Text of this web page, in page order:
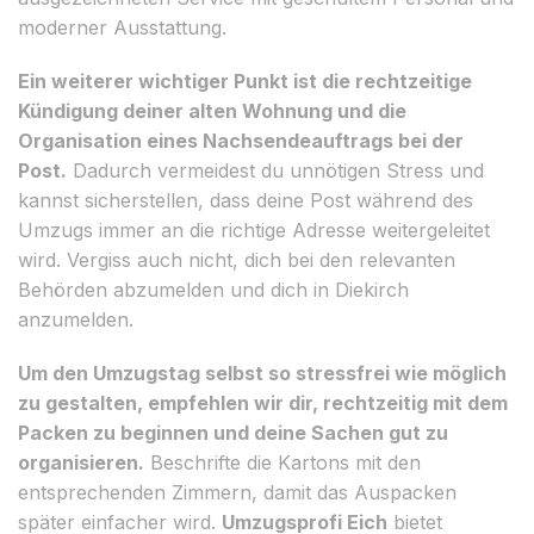
moderner Ausstattung.
Ein weiterer wichtiger Punkt ist die rechtzeitige
Kündigung deiner alten Wohnung und die
Organisation eines Nachsendeauftrags bei der
Post. Dadurch vermeidest du unnötigen Stress und
kannst sicherstellen, dass deine Post während des
Umzugs immer an die richtige Adresse weitergeleitet
wird. Vergiss auch nicht, dich bei den relevanten
Behörden abzumelden und dich in Diekirch
anzumelden.
Um den Umzugstag selbst so stressfrei wie möglich
zu gestalten, empfehlen wir dir, rechtzeitig mit dem
Packen zu beginnen und deine Sachen gut zu
organisieren. Beschrifte die Kartons mit den
entsprechenden Zimmern, damit das Auspacken
später einfacher wird. Umzugsprofi Eich bietet